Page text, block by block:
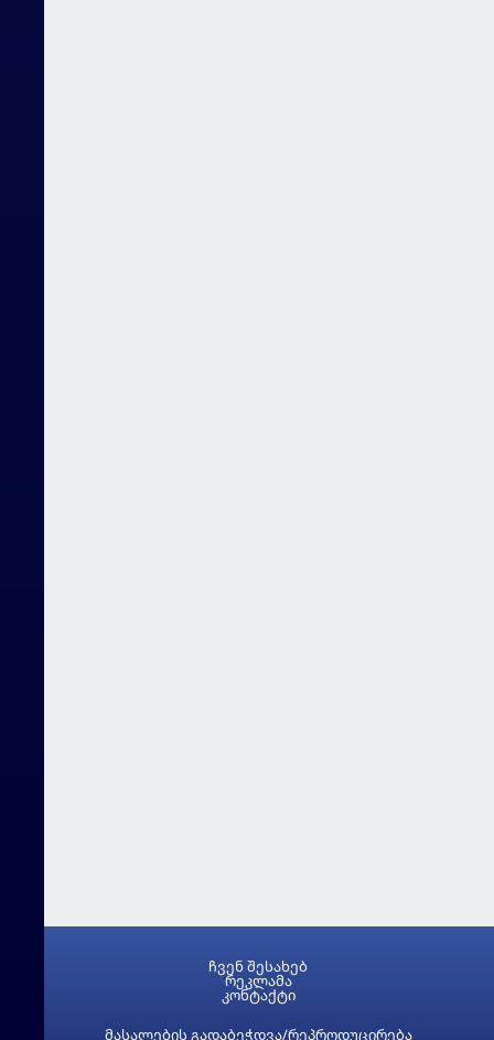
მასალების გადაბეჭდვა/რეპროდუცირება
ჩვენ შესახებ
რეკლამა
კონტაქტი